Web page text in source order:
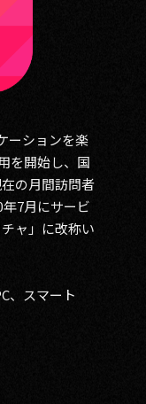
ーションを楽
を開始し、国
の月間訪問者
7月にサービ
ャ」に改称い
スマート